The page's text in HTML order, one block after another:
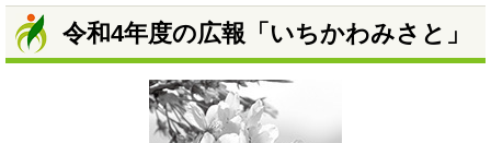
令和4年度の広報「いちかわみさと」